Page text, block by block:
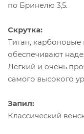
по Бринелю 3,5.
Скрутка:
Титан, карбоновые
обеспечивают
Легкий и очень
самого высокого
Запил:
Классический